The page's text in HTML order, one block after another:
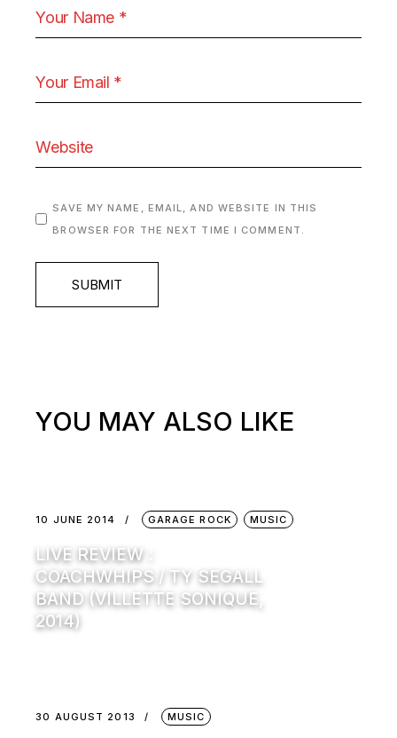
SAVE MY NAME, EMAIL, AND WEBSITE IN THIS
BROWSER FOR THE NEXT TIME I COMMENT.
SUBMIT
YOU MAY ALSO LIKE
10 JUNE 2014 GARAGE ROCK MUSIC
LIVE REVIEW :
COACHWHIPS / TY SEGALL
BAND (VILLETTE SONIQUE,
2014)
30 AUGUST 2013 MUSIC